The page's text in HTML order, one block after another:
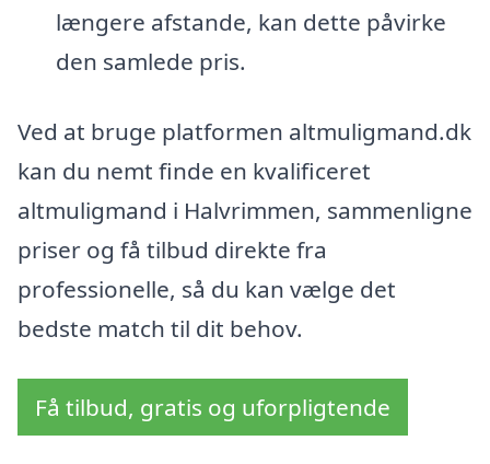
længere afstande, kan dette påvirke
den samlede pris.
Ved at bruge platformen altmuligmand.dk
kan du nemt finde en kvalificeret
altmuligmand i Halvrimmen, sammenligne
priser og få tilbud direkte fra
professionelle, så du kan vælge det
bedste match til dit behov.
Få tilbud, gratis og uforpligtende